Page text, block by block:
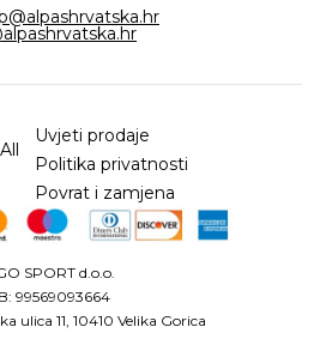
Uvjeti prodaje
Politika privatnosti
Povrat i zamjena
SPORT d.o.o.
99569093664
ulica 11, 10410 Velika Gorica